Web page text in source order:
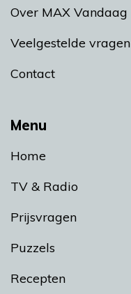
Menu
Home
TV & Radio
Prijsvragen
Puzzels
Recepten
Over MAX Vandaag
Veelgestelde vragen
Contact